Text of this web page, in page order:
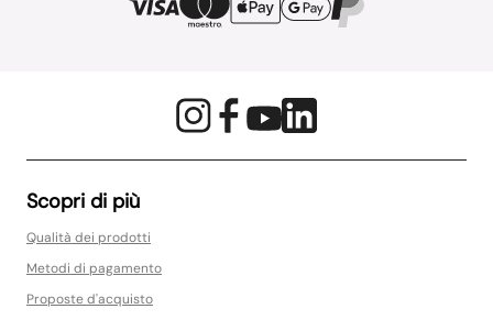
Scopri di più
Qualità dei prodotti
Metodi di pagamento
Proposte d'acquisto